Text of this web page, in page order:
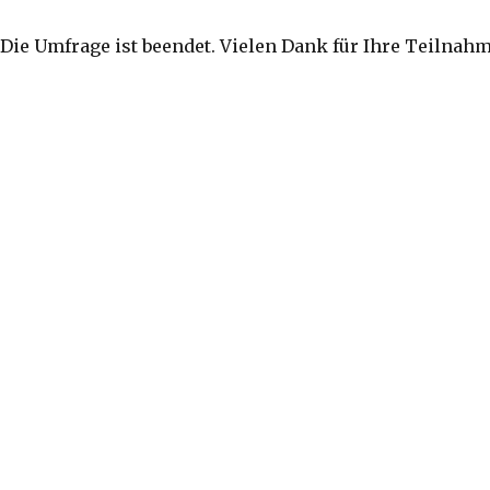
Die Umfrage ist beendet. Vielen Dank für Ihre